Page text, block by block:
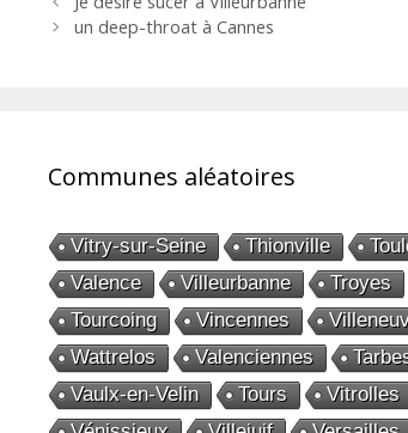
desun deep-throat à Cannes
Communes aléatoires
Vitry-sur-Seine Thionville
Valence
Villeurbanne Troyes
Tourcoing
Vincennes
Wattrelos
Valenciennes
Vaulx-en-Velin
Tours
Vitrolles